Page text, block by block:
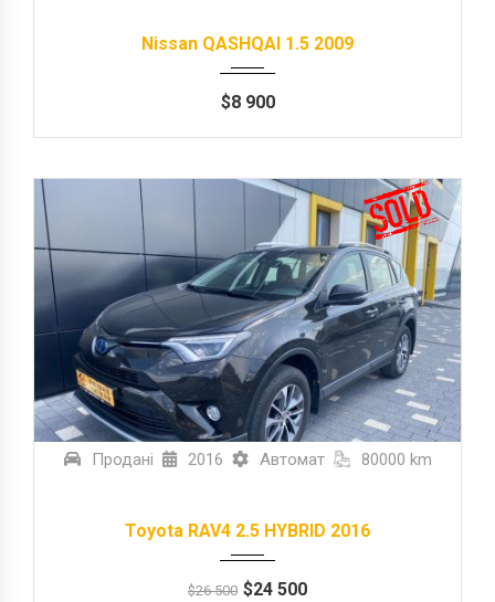
Nissan QASHQAI 1.5 2009
$8 900
Продані 2016 Автомат 80000 km
Toyota RAV4 2.5 HYBRID 2016
$26 500 $24 500